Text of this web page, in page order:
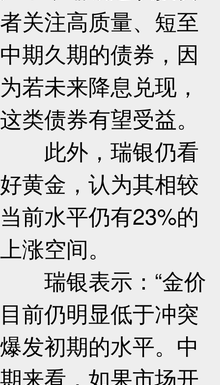
者关注高质量、短至
中期久期的债券，因
为若未来降息兑现，
这类债券有望受益。
此外，瑞银仍看
好黄金，认为其相较
当前水平仍有23%的
上涨空间。
瑞银表示：“金价
目前仍明显低于冲突
爆发初期的水平。中
期来看，如果市场开